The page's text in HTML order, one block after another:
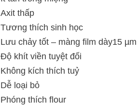
Axit thấp
Tương thích sinh học
Lưu chảy tốt – màng film dày15 µm
Độ khít viền tuyệt đối
Không kích thích tuỷ
Dễ loại bỏ
Phóng thích flour